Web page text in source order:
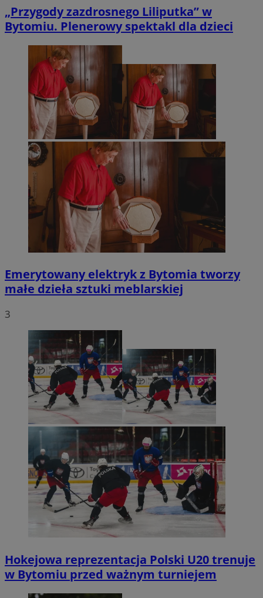
„Przygody zazdrosnego Liliputka” w
Bytomiu. Plenerowy spektakl dla dzieci
Emerytowany elektryk z Bytomia tworzy
małe dzieła sztuki meblarskiej
3
Hokejowa reprezentacja Polski U20 trenuje
w Bytomiu przed ważnym turniejem